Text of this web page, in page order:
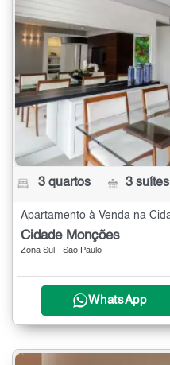
3 quartos 3 suítes
Cidade Monções
Zona Sul - São Paulo
WhatsApp